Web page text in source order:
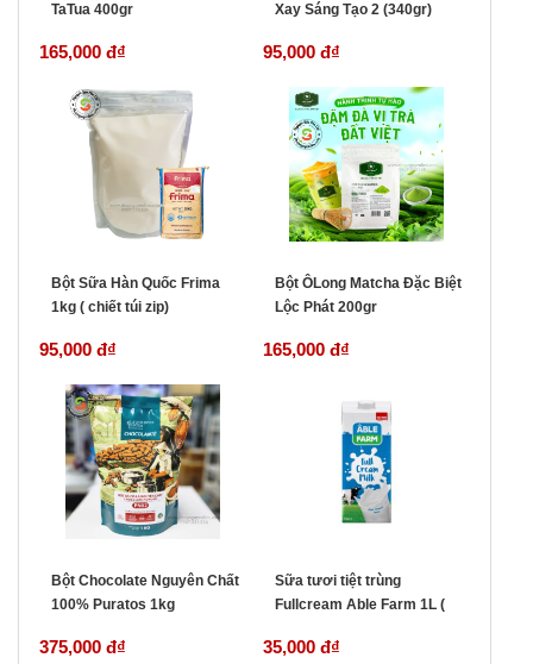
TaTua 400gr
165,000 đ₫
Xay Sáng Tạo 2 (340gr)
95,000 đ₫
Bột Sữa Hàn Quốc Frima
1kg ( chiết túi zip)
95,000 đ₫
Bột ÔLong Matcha Đặc Biệt
Lộc Phát 200gr
165,000 đ₫
Bột Chocolate Nguyên Chất
100% Puratos 1kg
375,000 đ₫
Sữa tươi tiệt trùng
Fullcream Able Farm 1L (
35,000 đ₫